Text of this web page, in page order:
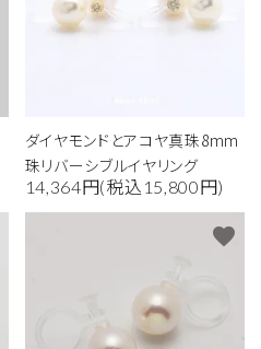
ダイヤモンドとアコヤ真珠8mm
珠リバーシブルイヤリング
14,364円(税込15,800円)
favorite